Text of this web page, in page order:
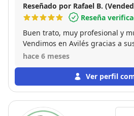
Reseñado por Rafael B.
Reseña
Buen trato, muy profesional y
Vendimos en Avilés gracias a
aconsejó y fue mas sencillo de
hace 6 meses
Ver perfil